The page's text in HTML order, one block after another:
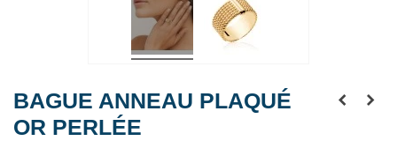
BAGUE ANNEAU PLAQUÉ
OR PERLÉE